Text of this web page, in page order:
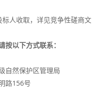
人收取，详见竞争性磋商文
按以下方式联系：
自然保护区管理局
路156号